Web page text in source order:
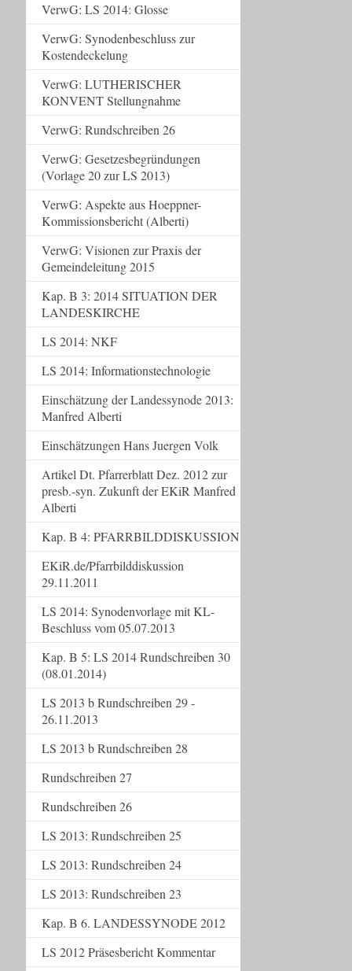
VerwG: LS 2014: Glosse
VerwG: Synodenbeschluss zur
Kostendeckelung
VerwG: LUTHERISCHER
KONVENT Stellungnahme
VerwG: Rundschreiben 26
VerwG: Gesetzesbegründungen
(Vorlage 20 zur LS 2013)
VerwG: Aspekte aus Hoeppner-
Kommissionsbericht (Alberti)
VerwG: Visionen zur Praxis der
Gemeindeleitung 2015
Kap. B 3: 2014 SITUATION DER
LANDESKIRCHE
LS 2014: NKF
LS 2014: Informationstechnologie
Einschätzung der Landessynode 2013:
Manfred Alberti
Einschätzungen Hans Juergen Volk
Artikel Dt. Pfarrerblatt Dez. 2012 zur
presb.-syn. Zukunft der EKiR Manfred
Alberti
Kap. B 4: PFARRBILDDISKUSSION
EKiR.de/Pfarrbilddiskussion
29.11.2011
LS 2014: Synodenvorlage mit KL-
Beschluss vom 05.07.2013
Kap. B 5: LS 2014 Rundschreiben 30
(08.01.2014)
LS 2013 b Rundschreiben 29 -
26.11.2013
LS 2013 b Rundschreiben 28
Rundschreiben 27
Rundschreiben 26
LS 2013: Rundschreiben 25
LS 2013: Rundschreiben 24
LS 2013: Rundschreiben 23
Kap. B 6. LANDESSYNODE 2012
LS 2012 Präsesbericht Kommentar